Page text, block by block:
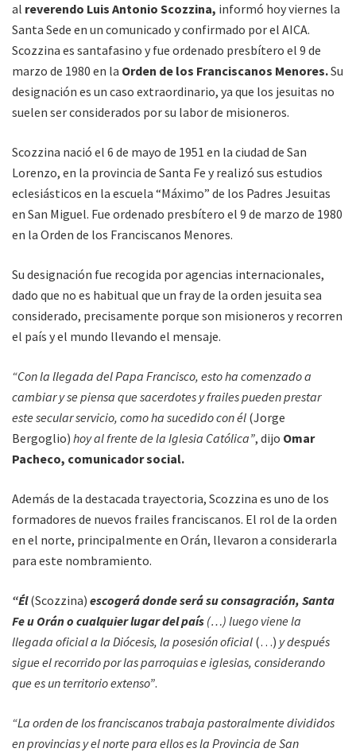
al reverendo Luis Antonio Scozzina, informó hoy viernes la
Santa Sede en un comunicado y confirmado por el AICA.
Scozzina es santafasino y fue ordenado presbítero el 9 de
marzo de 1980 en la Orden de los Franciscanos Menores.Su
designación es un caso extraordinario, ya que los jesuitas no
suelen ser considerados por su labor de misioneros.
Scozzina nació el 6 de mayo de 1951 en la ciudad de San
Lorenzo, en la provincia de Santa Fe y realizó sus estudios
eclesiásticos en la escuela “Máximo” de los Padres Jesuitas
en San Miguel. Fue ordenado presbítero el 9 de marzo de 1980
en la Orden de los Franciscanos Menores.
Su designación fue recogida por agencias internacionales,
dado que no es habitual que un fray de la orden jesuita sea
considerado, precisamente porque son misioneros y recorren
el país y el mundo llevando el mensaje.
“Con la llegada del Papa Francisco, esto ha comenzado a
cambiar y se piensa que sacerdotes y frailes pueden prestar
este secular servicio, como ha sucedido con él (Jorge
Bergoglio) hoy al frente de la Iglesia Católica”, dijo Omar
Pacheco, comunicador social.
Además de la destacada trayectoria, Scozzina es uno de los
formadores de nuevos frailes franciscanos. El rol de la orden
en el norte, principalmente en Orán, llevaron a considerarla
para este nombramiento.
“Él(Scozzina) escogerá donde será su consagración, Santa
Fe u Orán o cualquier lugar del país (…) luego viene la
llegada oficial a la Diócesis, la posesión oficial (…) y después
sigue el recorrido por las parroquias e iglesias, considerando
que es un territorio extenso”.
“La orden de los franciscanos trabaja pastoralmente divididos
en provincias y el norte para ellos es la Provincia de San